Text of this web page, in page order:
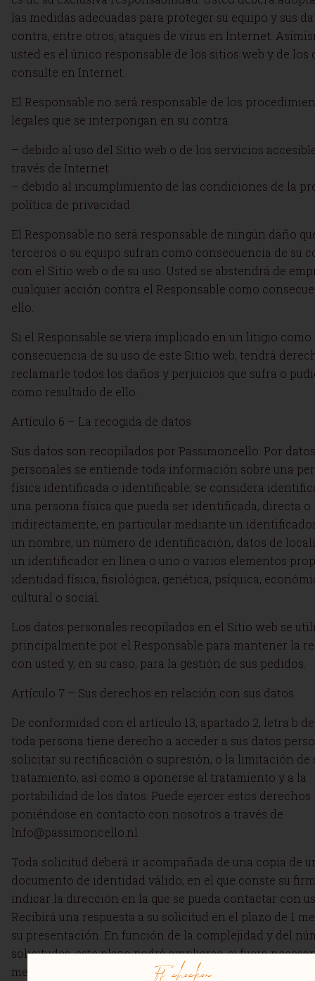
las medidas adecuadas para proteger su equipo y sus
contra, entre otros, ataques de virus en Internet.
usted es el único responsable de los sitios web y de los
consulte en Internet.
El Responsable no será responsable de los
legales que se interpongan en su contra
– debido al uso del Sitio web o de los servicios
través de Internet
– debido al incumplimiento de las condiciones de la
política de privacidad
El Responsable no será responsable de ningún daño
terceros o su equipo sufran como consecuencia de su
con el Sitio web o de su uso. Usted se abstendrá de
cualquier acción contra el Responsable como
ello.
Si el Responsable se viera implicado en un litigio como
consecuencia de su uso de este Sitio web, tendrá
reclamarle todos los daños y perjuicios que sufra o
como resultado de ello.
Artículo 6 – La recogida de datos
Sus datos son recopilados por Passimoncello. Por datos
personales se entiende toda información sobre una
física identificada o identificable; se considera
una persona física que pueda ser identificada, directa o
indirectamente, en particular mediante un
un nombre, un número de identificación, datos de
un identificador en línea o uno o varios elementos
identidad física, fisiológica, genética, psíquica,
cultural o social.
Los datos personales recopilados en el Sitio web se
principalmente por el Responsable para mantener la
con usted y, en su caso, para la gestión de sus pedidos.
Artículo 7 – Sus derechos en relación con sus datos
De conformidad con el artículo 13, apartado 2, letra b del
toda persona tiene derecho a acceder a sus datos
solicitar su rectificación o supresión, o la limitación de
tratamiento, así como a oponerse al tratamiento y a la
portabilidad de los datos. Puede ejercer estos derechos
poniéndose en contacto con nosotros a través de
Info@passimoncello.nl.
Toda solicitud deberá ir acompañada de una copia de
documento de identidad válido, en el que conste su
indicar la dirección en la que se pueda contactar con
Recibirá una respuesta a su solicitud en el plazo de 1
su presentación. En función de la complejidad y del
solicitudes, este plazo podrá ampliarse, si fuera
meses adicionales.